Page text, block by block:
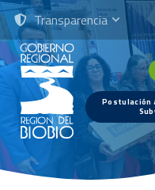
Transparencia
Postulación